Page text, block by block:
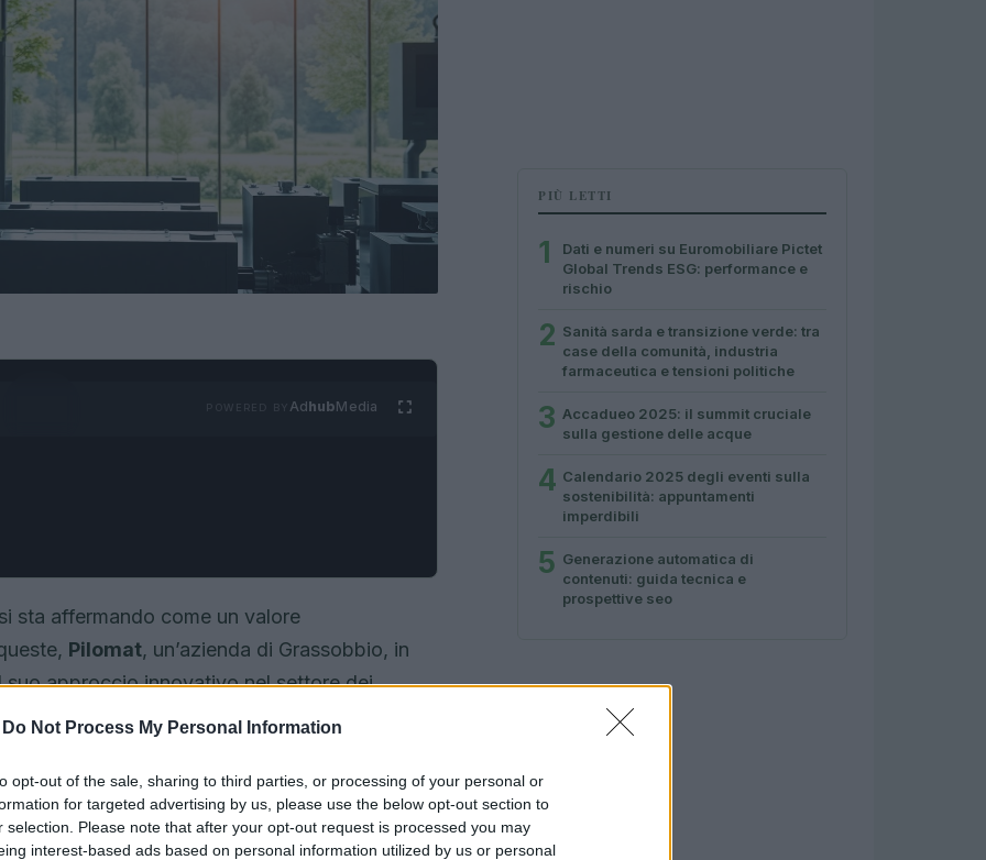
Do Not Process My Personal Information
opt-out of the sale, sharing to third parties, or processing of your personal or
for targeted advertising by us, please use the below opt-out section to
selection. Please note that after your opt-out request is processed you may
interest-based ads based on personal information utilized by us or personal
AdhubMedia
si sta affermando come un valore
Pilomat, un’azienda di Grassobbio, in
approccio innovativo nel settore dei
è attivamente impegnata nel
collaborando con
carbonio.
PIÙ LETTI
1
Dati e numeri su Euromobiliare Pictet
Global Trends ESG: performance e
rischio
2 Sanità sarda e transizione verde: tra
case della comunità, industria
farmaceutica e tensioni politiche
3 Accadueo 2025: il summit cruciale
sulla gestione delle acque
4 Calendario 2025 degli eventi sulla
sostenibilità: appuntamenti
imperdibili
5 Generazione automatica di
contenuti: guida tecnica e
prospettive seo